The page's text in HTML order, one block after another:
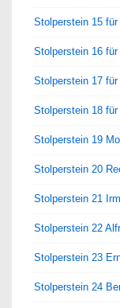
Stolperstein 15
Stolperstein 16
Stolperstein 17
Stolperstein 18
Stolperstein 19
Stolperstein 20
Stolperstein 21
Stolperstein 22
Stolperstein 23
Stolperstein 24